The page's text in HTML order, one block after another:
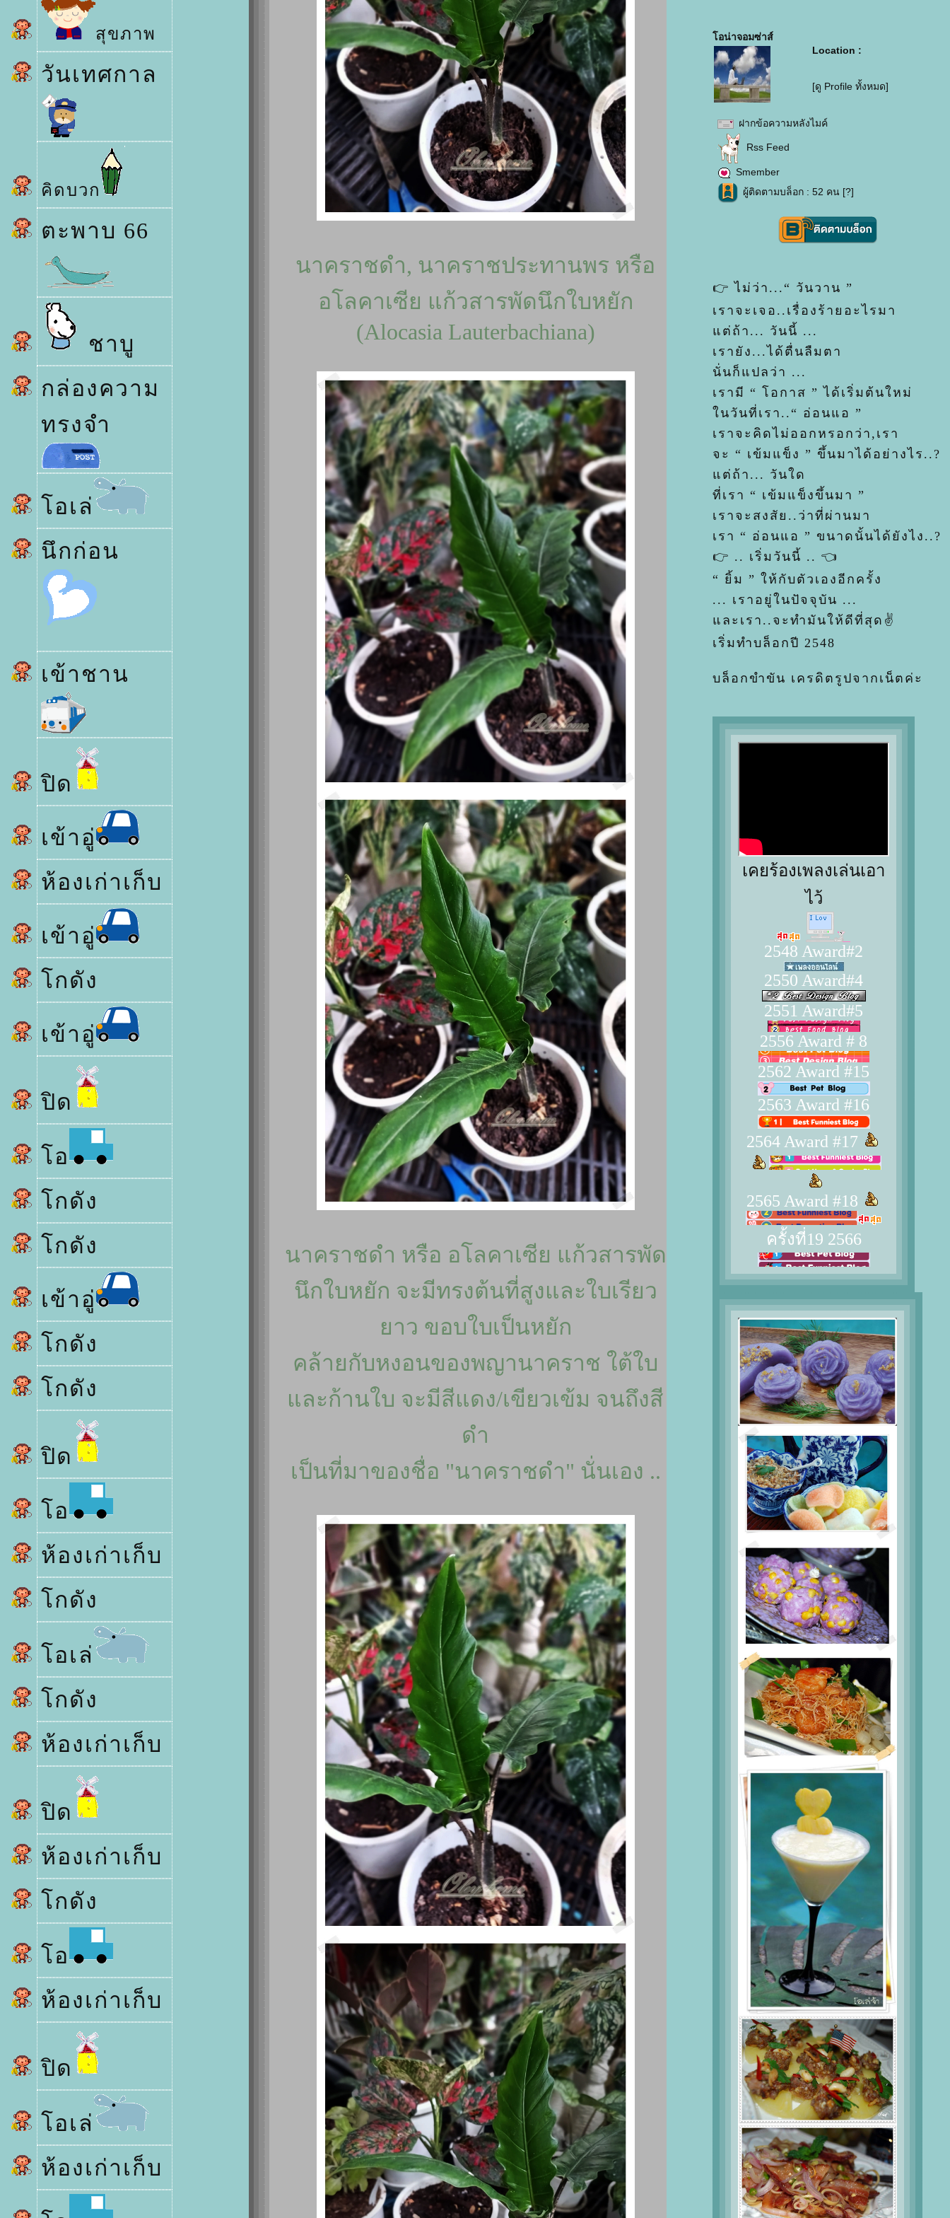
สุขภาพ
วันเทศกาล
คิดบวก
ตะพาบ 66
ชาบู
กล่องความ
ทรงจำ
อเล่
นึกก่อน
เข้าชาน
ปิด
เข้าอู่
ห้องเก่าเก็บ
เข้าอู่
กดัง
เข้าอู่
ปิด
อ
กดัง
กดัง
เข้าอู่
กดัง
กดัง
ปิด
อ
ห้องเก่าเก็บ
กดัง
อเล่
กดัง
ห้องเก่าเก็บ
ปิด
ห้องเก่าเก็บ
กดัง
อ
ห้องเก่าเก็บ
ปิด
อเล่
ห้องเก่าเก็บ
นาคราชดำ, นาคราชประทานพร หรือ
อโลคาเซีย แก้วสารพัดนึกใบหยัก
(Alocasia Lauterbachiana)
นาคราชดำ หรือ อโลคาเซีย แก้วสารพัด
นึกใบหยัก จะมีทรงต้นที่สูงและใบเรียว
าว ขอบใบเป็นหยัก
คล้ายกับหงอนของพญานาคราช ใต้ใบ
ละก้านใบ จะมีสีแดง/เขียวเข้ม จนถึงสี
ดำ
เป็นที่มาของชื่อ "นาคราชดำ" นั่นเอง ..
อน่าจอมซ่าส์
Location :
[ดู Profile ทั้งหมด]
ฝากข้อความหลังไมค์
Rss Feed
Smember
ผู้ติดตามบล็อก : 52 คน [?]
👉 ไม่ว่า...“ วันวาน ”
เราจะเจอ..เรื่องร้ายอะไรมา
ต่ถ้า... วันนี้ ...
เรายัง...ได้ตื่นลืมตา
นั่นก็แปลว่า ...
เรามี “ โอกาส ” ได้เริ่มต้นใหม่
นวันที่เรา..“ อ่อนแอ ”
เราจะคิดไม่ออกหรอกว่า,เรา
จะ “ เข้มแข็ง ” ขึ้นมาได้อย่างไร..?
ต่ถ้า... วันใด
ที่เรา “ เข้มแข็งขึ้นมา ”
เราจะสงสัย..ว่าที่ผ่านมา
เรา “ อ่อนแอ ” ขนาดนั้นได้ยังไง..?
👉 .. เริ่มวันนี้ .. 👈
“ ยิ้ม ” ให้กับตัวเองอีกครั้ง
... เราอยู่ในปัจจุบัน ...
ละเรา..จะทำมันให้ดีที่สุด✌
เริ่มทำบล็อกปี 2548
บล็อกขำขัน เครดิตรูปจากเน็ตค่ะ
เคยร้องเพลงเล่นเอา
ไว้
2548 Award#2
2550 Award#4
2551 Award#5
2556 Award # 8
2562 Award #15
2563 Award #16
2564 Award #17
2565 Award #18
ครั้งที่19 2566